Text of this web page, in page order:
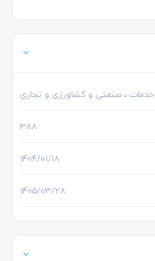
خدمات ، صنعتی و کشاورزی و تجاری
388
1404/01/18
1405/03/28